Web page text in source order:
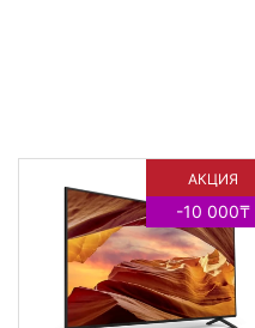
АКЦИЯ
-10 000₸